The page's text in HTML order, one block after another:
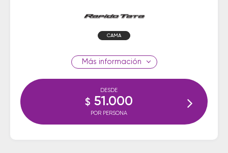
CAMA
información
DESDE
$ 51.000
POR PERSONA